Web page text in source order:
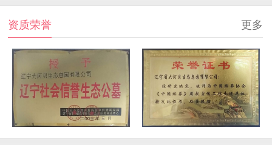
资质荣誉 更多